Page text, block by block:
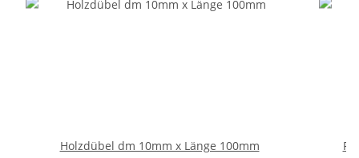
Holzdübel dm 10mm x Länge 100mm